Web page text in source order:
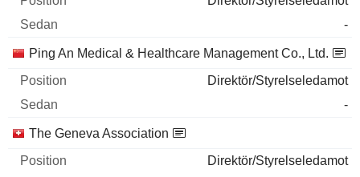
-
Ping An Medical & Healthcare Management Co., Ltd.
Direktör/Styrelseledamot
-
The Geneva Association
Direktör/Styrelseledamot